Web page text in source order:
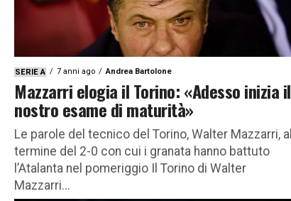
SERIE A 7 anni ago Andrea Bartolone
Mazzarri elogia il Torino: «Adesso inizia il
nostro esame di maturità»
Le parole del tecnico del Torino, Walter Mazzarri, al
termine del 2-0 con cui i granata hanno battuto
l’Atalanta nel pomeriggio Il Torino di Walter
Mazzarri...